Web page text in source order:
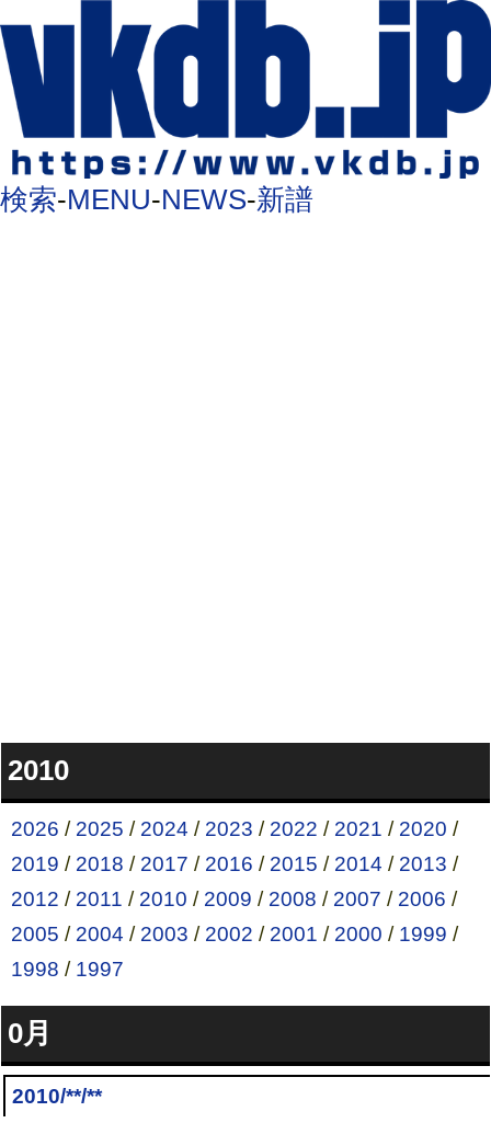
検索-MENU-NEWS-新譜
2010
2026 / 2025 / 2024 / 2023 / 2022 / 2021 / 2020 /
2019 / 2018 / 2017 / 2016 / 2015 / 2014 / 2013 /
2012 / 2011 / 2010 / 2009 / 2008 / 2007 / 2006 /
2005 / 2004 / 2003 / 2002 / 2001 / 2000 / 1999 /
1998 / 1997
0月
2010/**/**